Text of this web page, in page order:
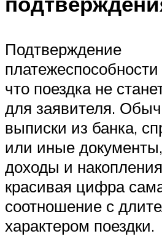
Подтверждение
что поездка не
для заявителя.
выписки из банка,
или иные
доходы и
красивая цифра
соотношение с
характером поездки.